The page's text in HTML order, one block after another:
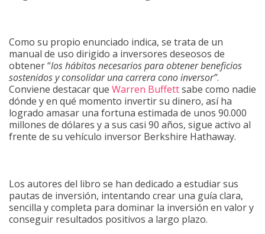
Como su propio enunciado indica, se trata de un
manual de uso dirigido a inversores deseosos de
obtener “los hábitos necesarios para obtener beneficios
sostenidos y consolidar una carrera cono inversor”.
Conviene destacar que Warren Buffettsabe como nadie
dónde y en qué momento invertir su dinero, así ha
logrado amasar una fortuna estimada de unos 90.000
millones de dólares y a sus casi 90 años, sigue activo al
frente de su vehículo inversor Berkshire Hathaway.
Los autores del libro se han dedicado a estudiar sus
pautas de inversión, intentando crear una guía clara,
sencilla y completa para dominar la inversión en valor y
conseguir resultados positivos a largo plazo.